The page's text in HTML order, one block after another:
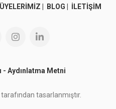
ÜYELERİMİZ BLOG İLETİŞİM
- Aydınlatma Metni
tarafından tasarlanmıştır.